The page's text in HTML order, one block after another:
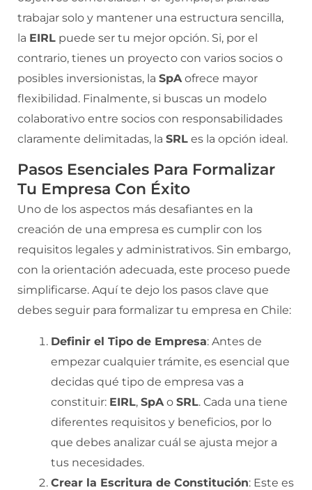
trabajar solo y mantener una estructura sencilla,
la EIRL puede ser tu mejor opción. Si, por el
contrario, tienes un proyecto con varios socios o
posibles inversionistas, la SpAofrece mayor
flexibilidad. Finalmente, si buscas un modelo
colaborativo entre socios con responsabilidades
claramente delimitadas, la SRL es la opción ideal.
Pasos Esenciales Para Formalizar
Tu Empresa Con Éxito
Uno de los aspectos más desafiantes en la
creación de una empresa es cumplir con los
requisitos legales y administrativos. Sin embargo,
con la orientación adecuada, este proceso puede
simplificarse. Aquí te dejo los pasos clave que
debes seguir para formalizar tu empresa en Chile:
Definir el Tipo de Empresa: Antes de
empezar cualquier trámite, es esencial que
decidas qué tipo de empresa vas a
constituir: EIRL, SpAo SRL. Cada una tiene
diferentes requisitos y beneficios, por lo
que debes analizar cuál se ajusta mejor a
tus necesidades.
Crear la Escritura de Constitución: Este es